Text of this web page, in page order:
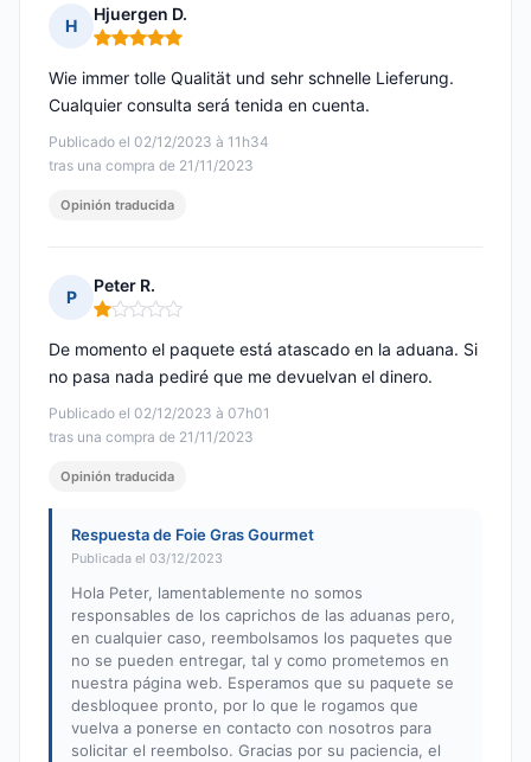
H
Hjuergen D.
Nota: 5 de 5
Publicado el 02/12/2023 à 11h34
tras una compra de 21/11/2023
Wie immer tolle Qualität und sehr schnelle Lieferung.
Cualquier consulta será tenida en cuenta.
Opinión traducida
P
Peter R.
Nota: 1 de 5
Publicado el 02/12/2023 à 07h01
tras una compra de 21/11/2023
De momento el paquete está atascado en la aduana. Si
no pasa nada pediré que me devuelvan el dinero.
Opinión traducida
Respuesta de Foie Gras Gourmet
Publicada el 03/12/2023
Hola Peter, lamentablemente no somos
responsables de los caprichos de las aduanas pero,
en cualquier caso, reembolsamos los paquetes que
no se pueden entregar, tal y como prometemos en
nuestra página web. Esperamos que su paquete se
desbloquee pronto, por lo que le rogamos que
vuelva a ponerse en contacto con nosotros para
solicitar el reembolso. Gracias por su paciencia, el